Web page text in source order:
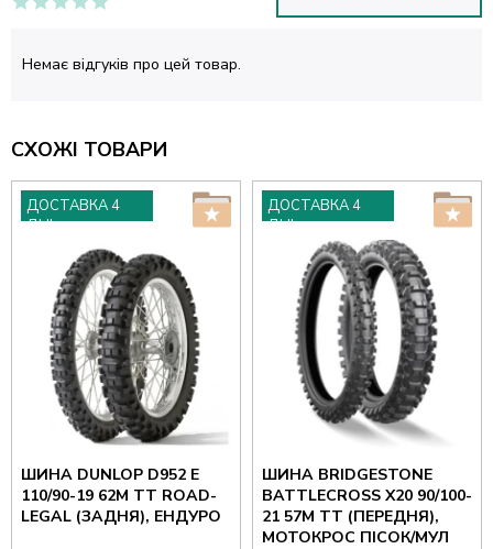
Немає відгуків про цей товар.
СХОЖІ ТОВАРИ
ДОСТАВКА 4
ДНІ
ШИНА DUNLOP D952 E
110/90-19 62M TT ROAD-
LEGAL (ЗАДНЯ), ЕНДУРО
ДОСТАВКА 4
ДНІ
ШИНА BRIDGESTONE
BATTLECROSS X20 90/100-
21 57M TT (ПЕРЕДНЯ),
МОТОКРОС ПІСОК/МУЛ